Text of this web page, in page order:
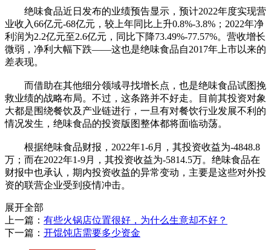
绝味食品近日发布的业绩预告显示，预计2022年度实现营
业收入66亿元-68亿元，较上年同比上升0.8%-3.8%；2022年净
利润为2.2亿元至2.6亿元，同比下降73.49%-77.57%。营收增长
微弱，净利大幅下跌——这也是绝味食品自2017年上市以来的
差表现。
而借助在其他细分领域寻找增长点，也是绝味食品试图挽
救业绩的战略布局。不过，这条路并不好走。目前其投资对象
大都是围绕餐饮及产业链进行，一旦有对餐饮行业发展不利的
情况发生，绝味食品的投资版图整体都将面临动荡。
根据绝味食品财报，2022年1-6月，其投资收益为-4848.8
万；而在2022年1-9月，其投资收益为-5814.5万。绝味食品在
财报中也承认，期内投资收益的异常变动，主要是这些对外投
资的联营企业受到疫情冲击。
展开全部
上一篇： 有些火锅店位置很好，为什么生意却不好？
下一篇： 开馄饨店需要多少资金